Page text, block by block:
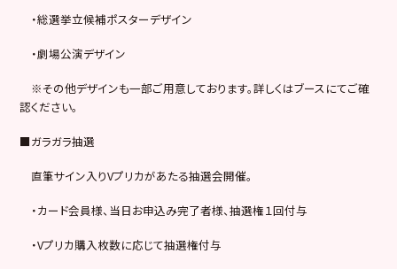
・総選挙立候補ポスターデザイン
・劇場公演デザイン
※その他デザインも一部ご用意しております。詳しくはブースにてご確
認ください。
■ガラガラ抽選
直筆サイン入りVプリカがあたる抽選会開催。
・カード会員様、当日お申込み完了者様、抽選権１回付与
・Vプリカ購入枚数に応じて抽選権付与